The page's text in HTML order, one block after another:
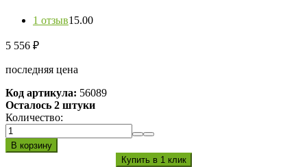
1 отзыв1 5.00
5 556 ₽
последняя цена
Код артикула: 56089
Осталось 2 штуки
Количество: